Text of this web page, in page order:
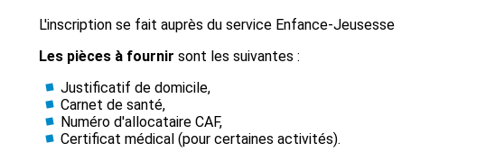
L'inscription se fait auprès du service Enfance-Jeusesse
Les pièces à fournir sont les suivantes :
Justificatif de domicile,
Carnet de santé,
Numéro d'allocataire CAF,
Certificat médical (pour certaines activités).